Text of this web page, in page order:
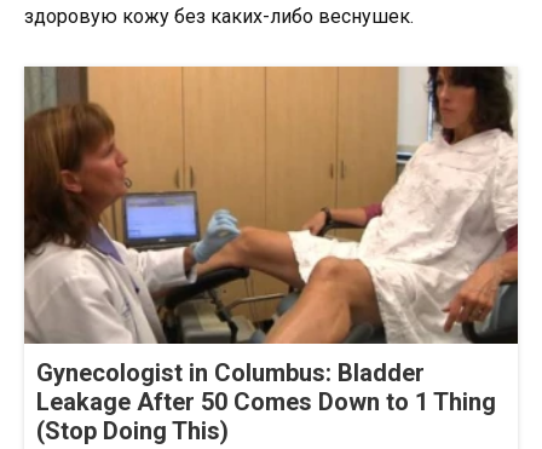
здоровую кожу без каких-либо веснушек.
Gynecologist in Columbus: Bladder
Leakage After 50 Comes Down to 1 Thing
(Stop Doing This)